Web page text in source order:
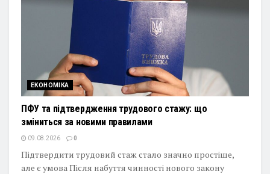
ЕКОНОМІКА
ПФУ та підтвердження трудового стажу: що
зміниться за новими правилами
09.08.2026 0
Підтвердити трудовий стаж стало значно простіше,
але є умова Після набуття чинності нового закону